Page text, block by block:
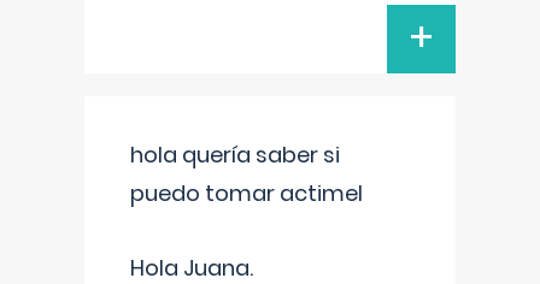
+
hola quería saber si
puedo tomar actimel
Hola Juana.